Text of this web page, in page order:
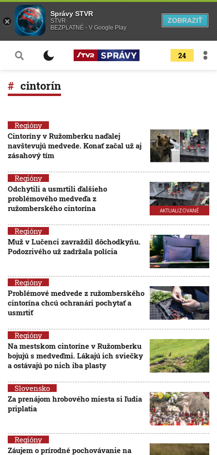
24
cintorín
Regióny
Cintoríny v Ružomberku naďalej
navštevujú medvede. Konať začal už aj
zásahový tím
AKTUALIZOVANÉ
Regióny
Odchytili a usmrtili ďalšieho
problémového medveďa z
ružomberského cintorína
Regióny
Muž v Lučenci zavraždil dôchodkyňu.
Podozrivého už zadržala polícia
Regióny
Problémové medvede z ružomberského
cintorína chcú ochranári pochytať a
usmrtiť
Regióny
Na mestskom cintoríne v Ružomberku
bojujú s medveďmi. Lákajú ich sviečky
a ostávajú po nich iba plasty
Slovensko
Za prenájom hrobového miesta si ľudia
priplatia
Regióny
Záujem o prírodné pochovávanie na
Správy STVR
STVR
BEZPLATNÉ - V Google Play
ZOBRAZIŤ